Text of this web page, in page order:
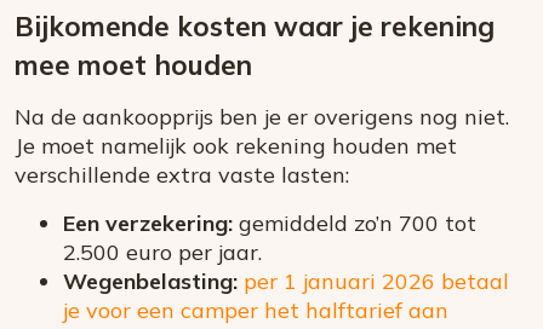
Bijkomende kosten waar je rekening
mee moet houden
Na de aankoopprijs ben je er overigens nog niet.
Je moet namelijk ook rekening houden met
verschillende extra vaste lasten:
Een verzekering: gemiddeld zo’n 700 tot
2.500 euro per jaar.
Wegenbelasting: per 1 januari 2026 betaal
je voor een camper het halftarief aan